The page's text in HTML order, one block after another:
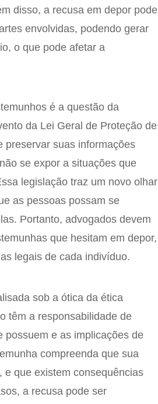
disso, a recusa em depor pode
envolvidas, podendo gerar
o que pode afetar a
é a questão da
da Lei Geral de Proteção de
preservar suas informações
se expor a situações que
legislação traz um novo olhar
as pessoas possam se
Portanto, advogados devem
que hesitam em depor,
legais de cada indivíduo.
sob a ótica da ética
têm a responsabilidade de
possuem e as implicações de
compreenda que sua
e que existem consequências
a recusa pode ser